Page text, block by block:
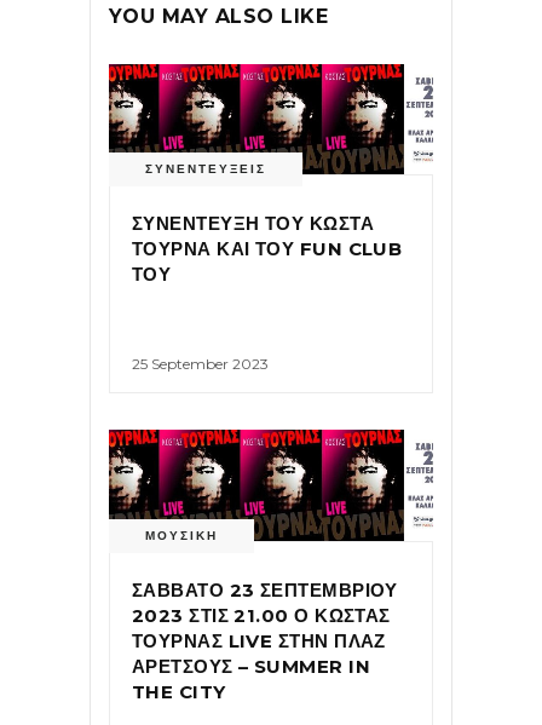
YOU MAY ALSO LIKE
ΣΥΝΕΝΤΕΥΞΕΙΣ
ΣΥΝΕΝΤΕΥΞΗ ΤΟΥ ΚΩΣΤΑ
ΤΟΥΡΝΑ ΚΑΙ ΤΟΥ FUN CLUB
ΤΟΥ
25 September 2023
ΜΟΥΣΙΚΗ
ΣΑΒΒΑΤΟ 23 ΣΕΠΤΕΜΒΡΙΟΥ
2023 ΣΤΙΣ 21.00 Ο ΚΩΣΤΑΣ
ΤΟΥΡΝΑΣ LIVE ΣΤΗΝ ΠΛΑΖ
ΑΡΕΤΣΟΥΣ – SUMMER IN
THE CITY